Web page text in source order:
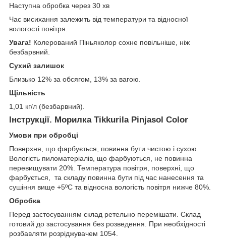
Наступна обробка через 30 хв
Час висихання залежить від температури та відносної
вологості повітря.
Увага! Колерований Піньяколор сохне повільніше, ніж
безбарвний.
Сухий залишок
Близько 12% за обсягом, 13% за вагою.
Щільність
1,01 кг/л (безбарвний).
Інструкції. Морилка Tikkurila Pinjasol Color
Умови при обробці
Поверхня, що фарбується, повинна бути чистою і сухою.
Вологість пиломатеріалів, що фарбуються, не повинна
перевищувати 20%. Температура повітря, поверхні, що
фарбується, та складу повинна бути під час нанесення та
сушіння вище +5ºС та відносна вологість повітря нижче 80%.
Обробка
Перед застосуванням склад ретельно перемішати. Склад
готовий до застосування без розведення. При необхідності
розбавляти розріджувачем 1054.